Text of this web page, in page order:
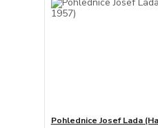
Pohlednice Josef Lada